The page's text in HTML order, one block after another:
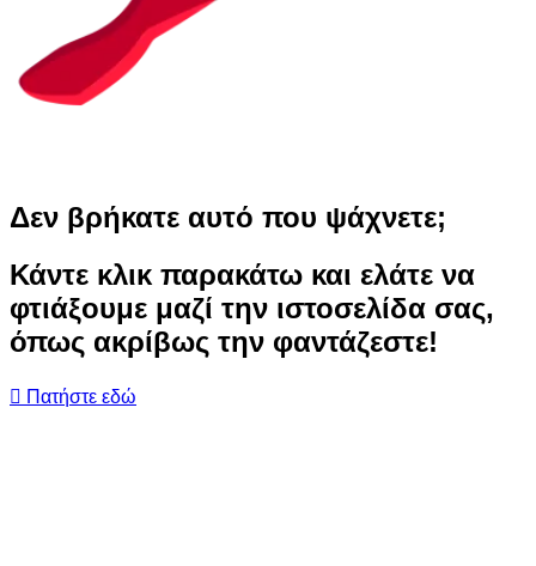
Δεν βρήκατε αυτό που ψάχνετε;
Κάντε κλικ παρακάτω και ελάτε να
φτιάξουμε μαζί την ιστοσελίδα σας,
όπως ακρίβως την φαντάζεστε!
Πατήστε εδώ